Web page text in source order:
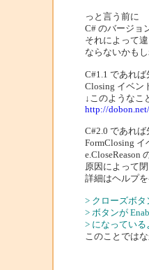
っと言う前に
C# のバージョ
それによって
ならないかもし
C#1.1 であれば
Closing イベン
↓このようなこ
http://
C#2.0 であれば
FormClosing イ
e.CloseReason
原因によって
詳細はヘルプを
> クローズボ
> ボタンが
> になっている
このことでは